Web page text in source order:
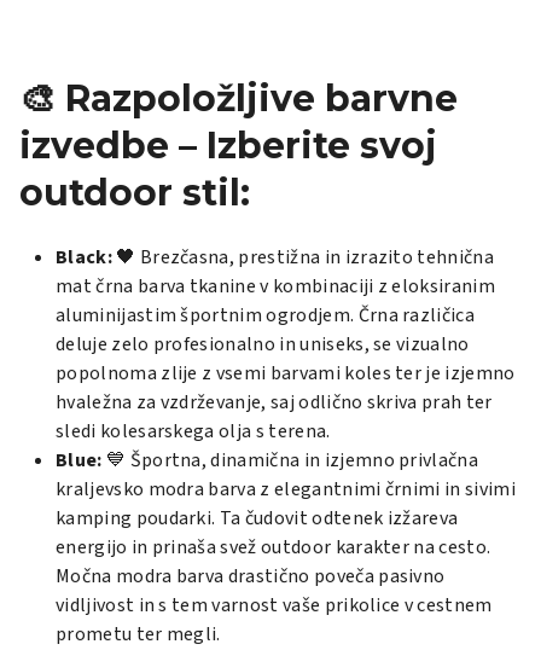
🎨 Razpoložljive barvne
izvedbe – Izberite svoj
outdoor stil:
Black:🖤 Brezčasna, prestižna in izrazito tehnična
mat črna barva tkanine v kombinaciji z eloksiranim
aluminijastim športnim ogrodjem. Črna različica
deluje zelo profesionalno in uniseks, se vizualno
popolnoma zlije z vsemi barvami koles ter je izjemno
hvaležna za vzdrževanje, saj odlično skriva prah ter
sledi kolesarskega olja s terena.
Blue: 💙 Športna, dinamična in izjemno privlačna
kraljevsko modra barva z elegantnimi črnimi in sivimi
kamping poudarki. Ta čudovit odtenek izžareva
energijo in prinaša svež outdoor karakter na cesto.
Močna modra barva drastično poveča pasivno
vidljivost in s tem varnost vaše prikolice v cestnem
prometu ter megli.